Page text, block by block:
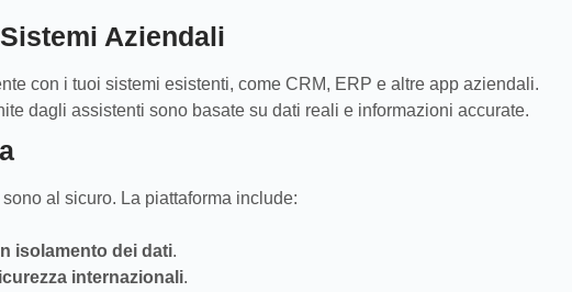
Aziendali
con i tuoi sistemi esistenti, come CRM, ERP e altre app aziendali.
dagli assistenti sono basate su dati reali e informazioni accurate.
al sicuro. La piattaforma include:
isolamento dei dati.
internazionali.